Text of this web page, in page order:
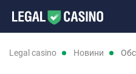
legal casino новини